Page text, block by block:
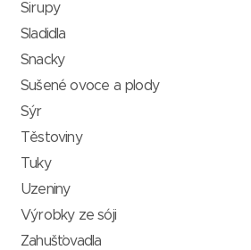
Sirupy
Sladidla
Snacky
Sušené ovoce a plody
Sýr
Těstoviny
Tuky
Uzeniny
Výrobky ze sóji
Zahušťovadla